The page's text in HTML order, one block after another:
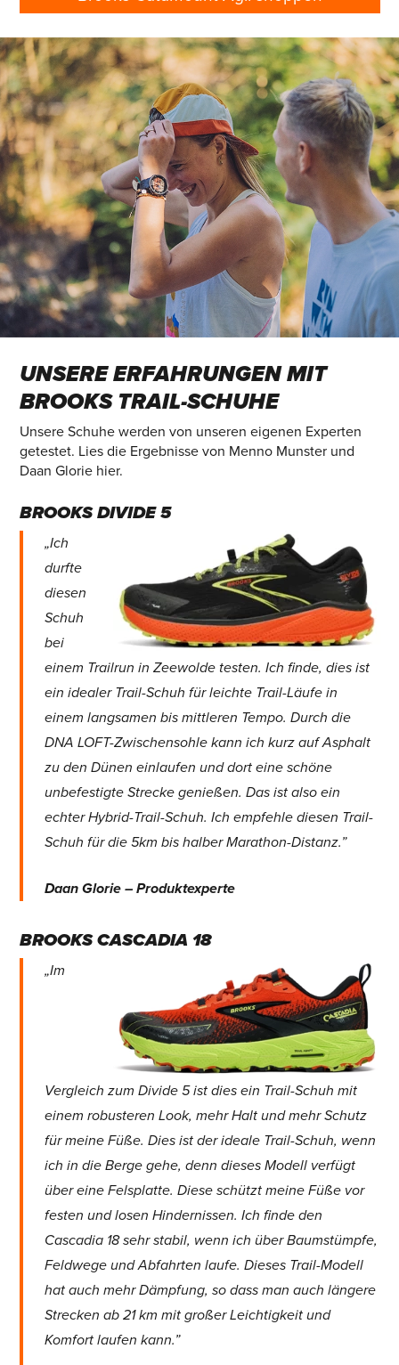
UNSERE ERFAHRUNGEN MIT
BROOKS TRAIL-SCHUHE
Unsere Schuhe werden von unseren eigenen Experten
getestet. Lies die Ergebnisse von Menno Munster und
Daan Glorie hier.
BROOKS DIVIDE 5
„Ich
durfte
diesen
Schuh
bei
einem Trailrun in Zeewolde testen. Ich finde, dies ist
ein idealer Trail-Schuh für leichte Trail-Läufe in
einem langsamen bis mittleren Tempo. Durch die
DNA LOFT-Zwischensohle kann ich kurz auf Asphalt
zu den Dünen einlaufen und dort eine schöne
unbefestigte Strecke genießen. Das ist also ein
echter Hybrid-Trail-Schuh. Ich empfehle diesen Trail-
Schuh für die 5km bis halber Marathon-Distanz.”
Daan Glorie – Produktexperte
BROOKS CASCADIA 18
„Im
Vergleich zum Divide 5 ist dies ein Trail-Schuh mit
einem robusteren Look, mehr Halt und mehr Schutz
für meine Füße. Dies ist der ideale Trail-Schuh, wenn
ich in die Berge gehe, denn dieses Modell verfügt
über eine Felsplatte. Diese schützt meine Füße vor
festen und losen Hindernissen. Ich finde den
Cascadia 18 sehr stabil, wenn ich über Baumstümpfe,
Feldwege und Abfahrten laufe. Dieses Trail-Modell
hat auch mehr Dämpfung, so dass man auch längere
Strecken ab 21 km mit großer Leichtigkeit und
Komfort laufen kann.”